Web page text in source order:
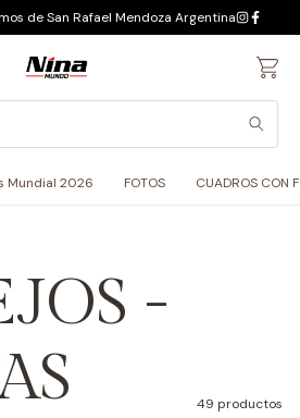
de San Rafael Mendoza Argentina
Mundial 2026 FOTOS CUADROS CON
-
49 productos